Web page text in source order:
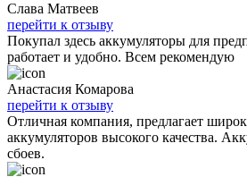
Слава Матвеев
перейти к отзыву
Покупал здесь аккумуляторы для
работает и удобно. Всем рекомендую
Анастасия Комарова
перейти к отзыву
Отличная компания, предлагает
аккумуляторов высокого качества.
сбоев.